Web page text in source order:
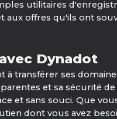
utilitaires
aux offres qu'ils ont
Dynadot
transférer ses
et sa sécurité de
et sans souci. Que
dont vous avez